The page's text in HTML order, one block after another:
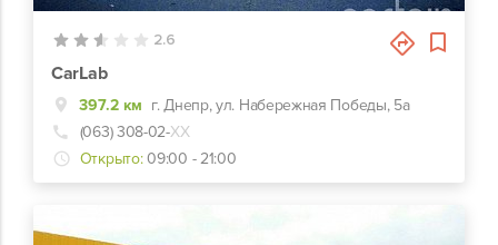
2.6
CarLab
397.2 км г. Днепр, ул. Набережная Победы, 5а
(063) 308-02-ХХ
Открыто: 09:00 - 21:00